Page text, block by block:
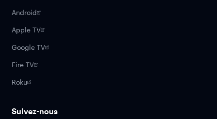
Android
Apple TV
Google TV
Fire TV
Roku
Suivez-nous